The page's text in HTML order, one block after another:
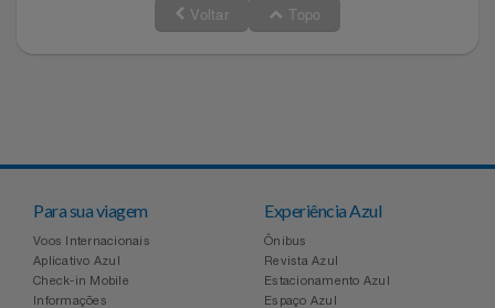
Voltar Topo
Para sua viagem
Voos Internacionais
Aplicativo Azul
Check-in Mobile
Informações
Experiência Azul
Ônibus
Revista Azul
Estacionamento Azul
Espaço Azul